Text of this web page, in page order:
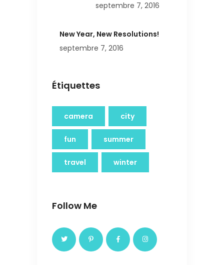
septembre 7, 2016
New Year, New Resolutions!
septembre 7, 2016
Étiquettes
camera city
fun summer
travel winter
Follow Me